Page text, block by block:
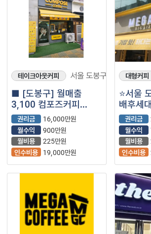
테이크아웃커피 서울 도봉구
■ [도봉구] 월매출
3,100 컴포즈커피
양도양수 창업｜추천
급매물 (프랜차이즈｜
저가커피｜카페)
권리금
16,000만원
월수익
900만원
월비용
225만원
인수비용
19,000만원
대형커피
⭐서울
배후세
/ 풀오
자리잡
메가커
권리금
월수익
월비용
인수비용